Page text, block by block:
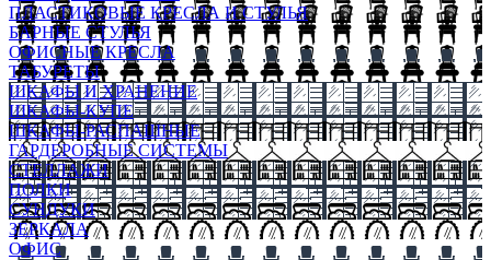
ПЛАСТИКОВЫЕ КРЕСЛА И СТУЛЬЯ
БАРНЫЕ СТУЛЬЯ
ОФИСНЫЕ КРЕСЛА
ТАБУРЕТЫ
ШКАФЫ И ХРАНЕНИЕ
ШКАФЫ-КУПЕ
ШКАФЫ-РАСПАШНЫЕ
ГАРДЕРОБНЫЕ СИСТЕМЫ
СТЕЛЛАЖИ
ПОЛКИ
СУНДУКИ
ЗЕРКАЛА
ОФИС